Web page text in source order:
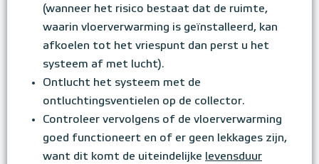
(wanneer het risico bestaat dat de ruimte,
waarin vloerverwarming is geïnstalleerd, kan
afkoelen tot het vriespunt dan perst u het
systeem af met lucht).
Ontlucht het systeem met de
ontluchtingsventielen op de collector.
Controleer vervolgens of de vloerverwarming
goed functioneert en of er geen lekkages zijn,
want dit komt de uiteindelijke levensduur